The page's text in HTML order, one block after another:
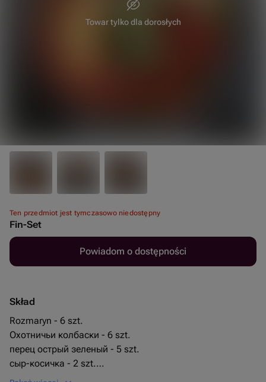
Ten przedmiot jest tymczasowo niedostępny
Fin-Set
Powiadom o dostępności
Skład
Rozmaryn - 6 szt.
Охотничьи колбаски - 6 szt.
перец острый зеленый - 5 szt.
сыр-косичка - 2 szt.
гриссини - 8 szt.
Towar tylko dla dorosłych